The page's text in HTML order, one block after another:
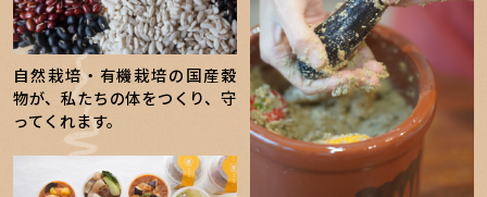
自然栽培・有機栽培の国産穀
物が、私たちの体をつくり、守
ってくれます。